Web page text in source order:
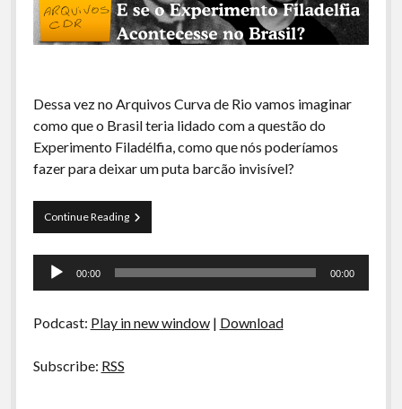
A Ripa É a Lei
Especiais
Dessa vez no Arquivos Curva de Rio vamos imaginar
como que o Brasil teria lidado com a questão do
Experimento Filadélfia, como que nós poderíamos
fazer para deixar um puta barcão invisível?
Continue ReadingArquivos
CDR
E
Experimento
Tocador
00:00 00:00
Podcast: Play in new window| Download
Subscribe: RSS